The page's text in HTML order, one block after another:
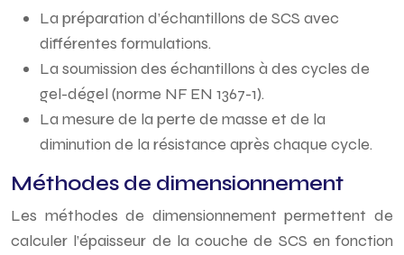
La préparation d’échantillons de SCS avec
différentes formulations.
La soumission des échantillons à des cycles de
gel-dégel (norme NF EN 1367-1).
La mesure de la perte de masse et de la
diminution de la résistance après chaque cycle.
Méthodes de dimensionnement
Les méthodes de dimensionnement permettent de
calculer l’épaisseur de la couche de SCS en fonction